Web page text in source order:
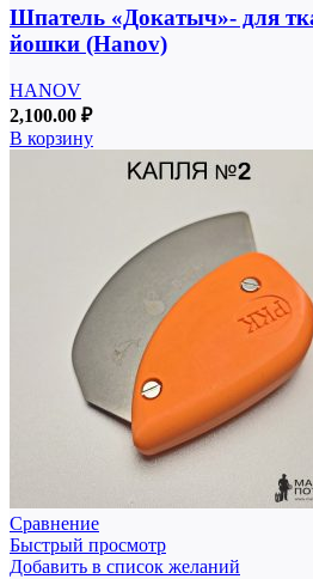
Шпатель «Докатыч»- для
йошки (Hanov)
HANOV
2,100.00 ₽
В корзину
Сравнение
Быстрый просмотр
Добавить в список желаний